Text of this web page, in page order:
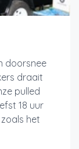
doorsnee
draait
pulled
18 uur
het